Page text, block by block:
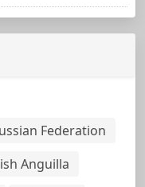
Federation
Anguilla